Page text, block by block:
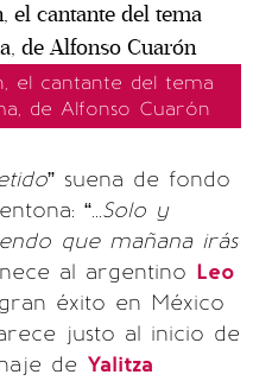
el cantante del tema
de Alfonso Cuarón
” suena de fondo
“...Solo y
que mañana irás
al argentino Leo
éxito en México
justo al inicio de
de Yalitza